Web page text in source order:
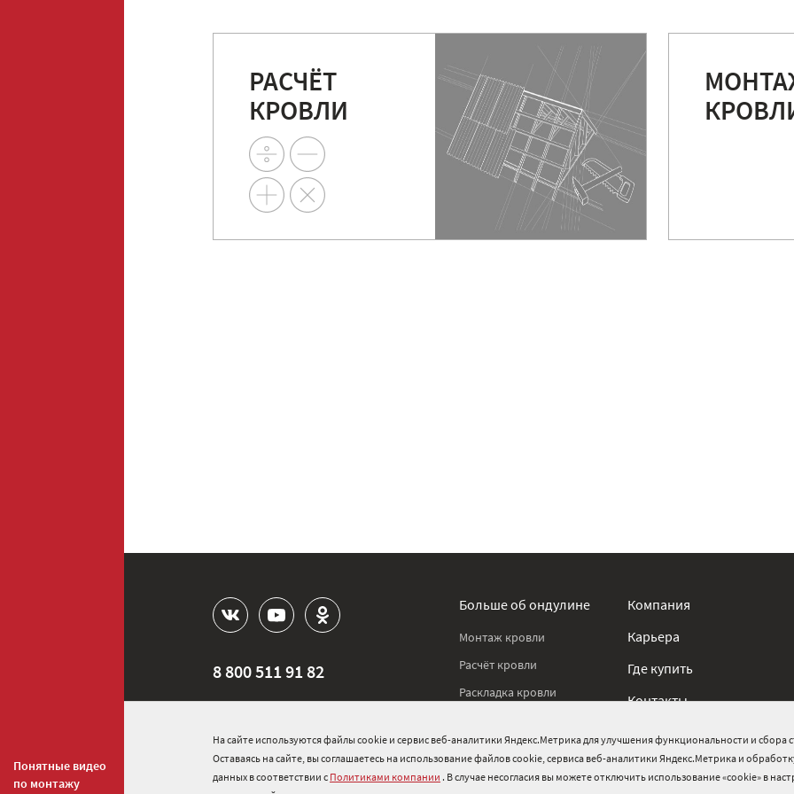
На сайте используются файлы cookie и сервис веб-аналитики Яндекс.Метрика для улучшения функциональности и сбора
Оставаясь на сайте, вы соглашаетесь на использование файлов cookie, сервиса веб-аналитики Яндекс.Метрика и
данных в соответствии с Политиками компании . В случае несогласия вы можете отключить использование «cookie» в
Понятные видео
по монтажу
РАСЧЁТ
КРОВЛИ
8 800 511 91 82
Россия Беларусь Казахстан
Больше об ондулине
Монтаж кровли
Расчёт кровли
Раскладка кровли
Реализованные проекты
Блог о кровле
Компания
Карьера
Где купить
Контакты
Охрана труда
Нормативные документы